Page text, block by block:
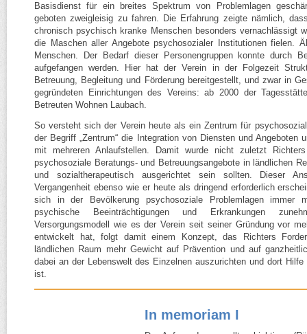
Basisdienst für ein breites Spektrum von Problemlagen
geboten zweigleisig zu fahren. Die Erfahrung zeigte nämlich,
chronisch psychisch kranke Menschen besonders vernachlässigt
die Maschen aller Angebote psychosozialer Institutionen fielen.
Menschen. Der Bedarf dieser Personengruppen konnte durch
aufgefangen werden. Hier hat der Verein in der Folgezeit
Betreuung, Begleitung und Förderung bereitgestellt, und zwar in
gegründeten Einrichtungen des Vereins: ab 2000 der
Betreuten Wohnen Laubach.
So versteht sich der Verein heute als ein Zentrum für
der Begriff „Zentrum“ die Integration von Diensten und Angeboten
mit mehreren Anlaufstellen. Damit wurde nicht zuletzt
psychosoziale Beratungs- und Betreuungsangebote in ländlichen
und sozialtherapeutisch ausgerichtet sein sollten. Dieser
Vergangenheit ebenso wie er heute als dringend erforderlich
sich in der Bevölkerung psychosoziale Problemlagen immer
psychische Beeinträchtigungen und Erkrankungen
Versorgungsmodell wie es der Verein seit seiner Gründung vor
entwickelt hat, folgt damit einem Konzept, das Richters
ländlichen Raum mehr Gewicht auf Prävention und auf
dabei an der Lebenswelt des Einzelnen auszurichten und dort
ist.
In memoriam I